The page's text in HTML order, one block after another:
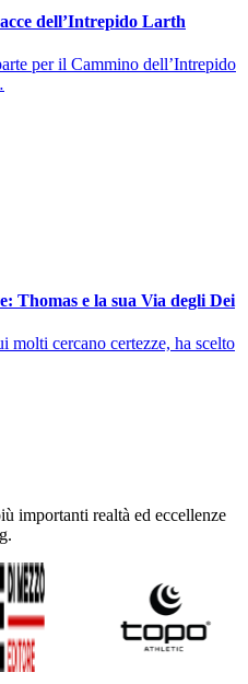
dell’Intrepido Larth
per il Cammino dell’Intrepido
Thomas e la sua Via degli Dei
molti cercano certezze, ha scelto
importanti realtà ed eccellenze